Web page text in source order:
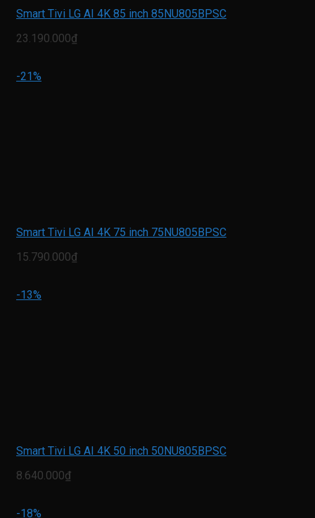
Smart Tivi LG AI 4K 85 inch 85NU805BPSC
23.190.000₫
-21%
Smart Tivi LG AI 4K 75 inch 75NU805BPSC
15.790.000₫
-13%
Smart Tivi LG AI 4K 50 inch 50NU805BPSC
8.640.000₫
-18%